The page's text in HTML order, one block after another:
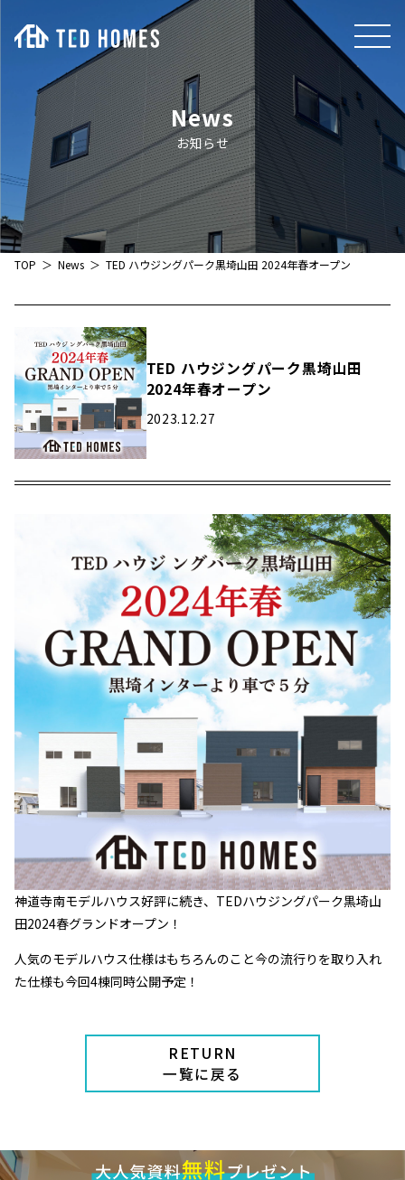
News
お知らせ
TOP News TED ハウジングパーク黒埼山田 2024年春オープン
TED ハウジングパーク黒埼山田
2024年春オープン
2023.12.27
神道寺南モデルハウス好評に続き、TEDハウジングパーク黒埼山
田2024春グランドオープン！
人気のモデルハウス仕様はもちろんのこと今の流行りを取り入れ
た仕様も今回4棟同時公開予定！
RETURN
一覧に戻る